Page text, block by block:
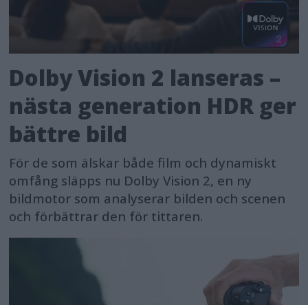
Dolby Vision 2 lanseras –
nästa generation HDR ger
bättre bild
För de som älskar både film och dynamiskt
omfång släpps nu Dolby Vision 2, en ny
bildmotor som analyserar bilden och scenen
och förbättrar den för tittaren.